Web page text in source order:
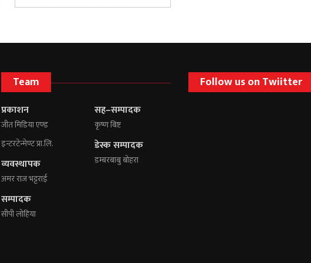
Team
प्रकाशन
जीत मिडिया एण्ड
इन्टरटेन्मेण्ट प्रा.लि.
व्यवस्थापक
अमर राज भट्टराई
सम्पादक
सीपी लोहिया
सह–सम्पादक
कृष्ण बिष्ट
डेस्क सम्पादक
डम्बरबाबु बोहरा
Follow us on Twiitter